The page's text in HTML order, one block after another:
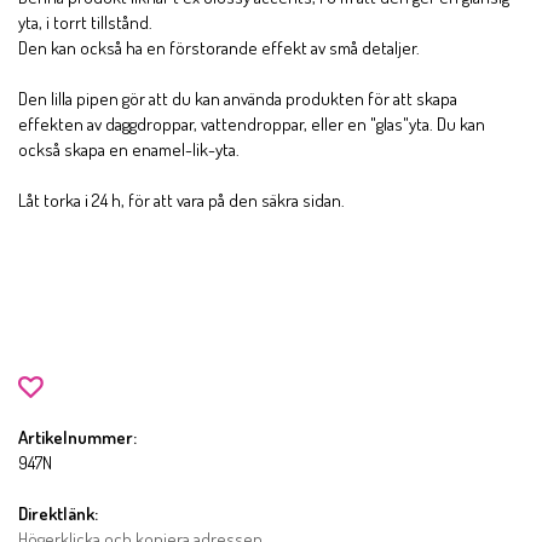
yta, i torrt tillstånd.
Den kan också ha en förstorande effekt av små detaljer.
Den lilla pipen gör att du kan använda produkten för att skapa
effekten av daggdroppar, vattendroppar, eller en "glas"yta. Du kan
också skapa en enamel-lik-yta.
Låt torka i 24 h, för att vara på den säkra sidan.
Artikelnummer:
947N
Direktlänk: